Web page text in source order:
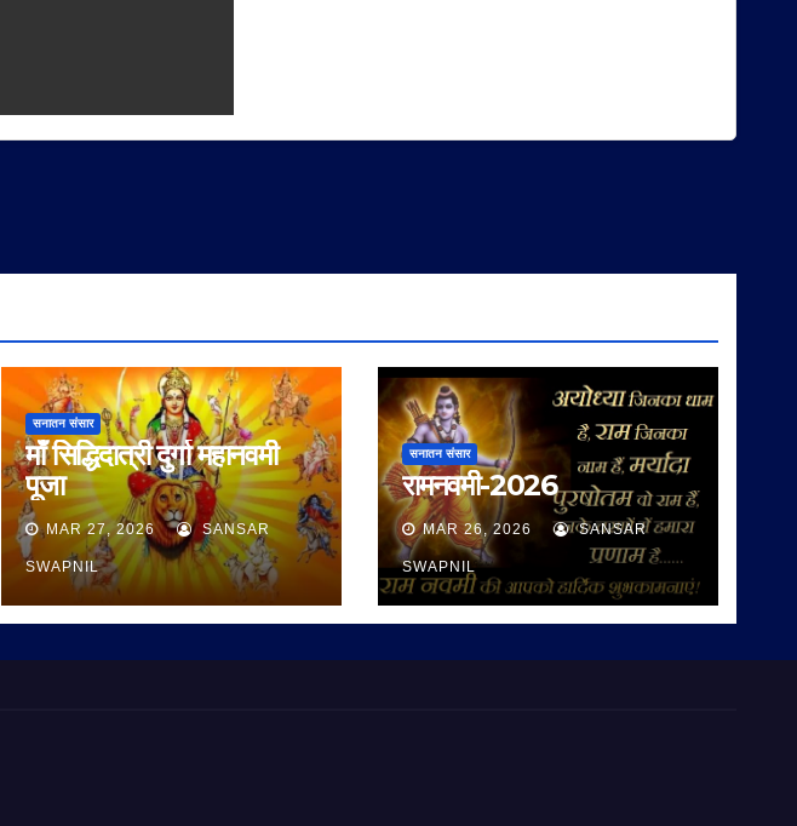
सनातन संसार
माँ सिद्धिदात्री दुर्गा महानवमी
पूजा
MAR 27, 2026 SANSAR
SWAPNIL
सनातन संसार
रामनवमी-2026
MAR 26, 2026 SANSAR
SWAPNIL